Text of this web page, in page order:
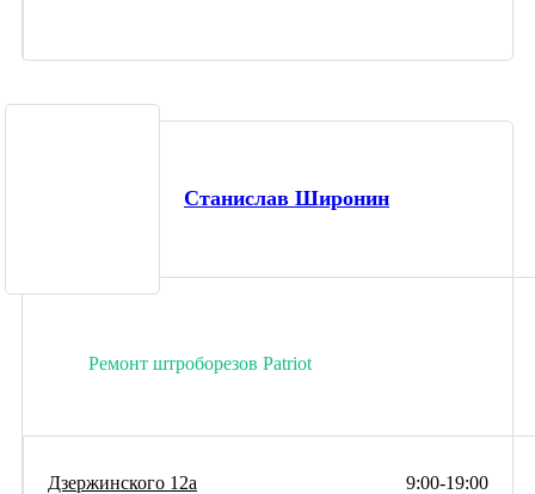
Станислав Широнин
Ремонт штроборезов Patriot
9:00-19:00
Дзержинского 12а